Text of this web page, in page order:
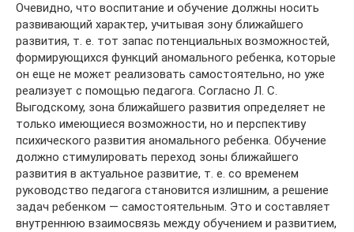
Очевидно, что воспитание и обучение должны носить
развивающий характер, учитывая зону ближайшего
развития, т. е. тот запас потенциальных возможностей,
формирующихся функций аномального ребенка, которые
он еще не может реализовать самостоятельно, но уже
реализует с помощью педагога. Согласно Л. С.
Выгодскому, зона ближайшего развития определяет не
только имеющиеся возможности, но и перспективу
психического развития аномального ребенка. Обучение
должно стимулировать переход зоны ближайшего
развития в актуальное развитие, т. е. со временем
руководство педагога становится излишним, а решение
задач ребенком — самостоятельным. Это и составляет
внутреннюю взаимосвязь между обучением и развитием,